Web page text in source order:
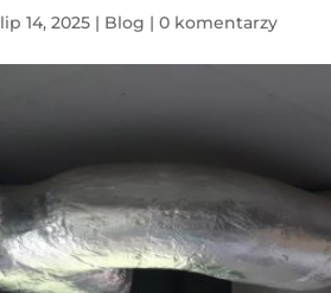
lip 14, 2025 | Blog |0 komentarzy